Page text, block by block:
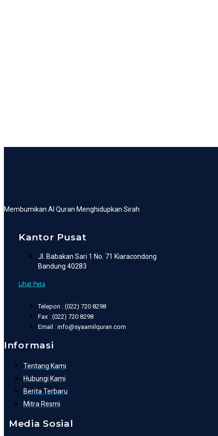
Membumikan Al Quran Menghidupkan Sirah
Kantor Pusat
Jl. Babakan Sari 1 No. 71 Kiaracondong
Bandung 40283
Lihat Peta
Telepon : (022) 720 8298
Fax : (022) 720 8298
Email : info@syaamilquran.com
Informasi
Tentang Kami
Hubungi Kami
Berita Terbaru
Mitra Resmi
Media Sosial